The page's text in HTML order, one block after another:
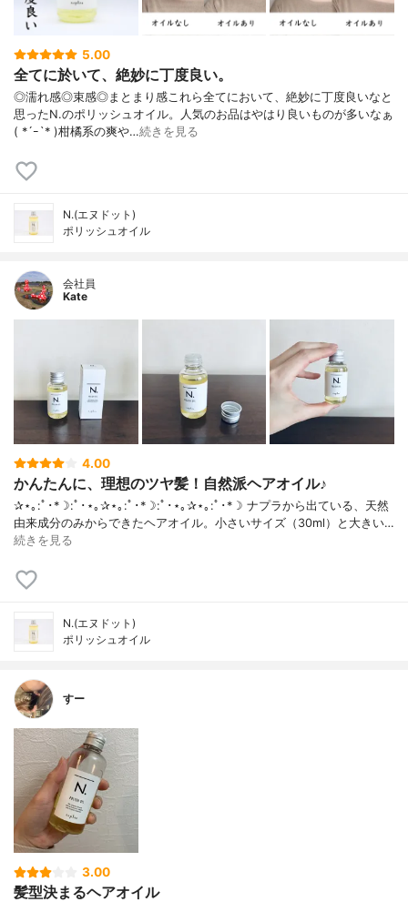
5.00
全てに於いて、絶妙に丁度良い。
◎濡れ感◎束感◎まとまり感これら全てにおいて、絶妙に丁度良いなと
思ったN.のポリッシュオイル。人気のお品はやはり良いものが多いなぁ
( *´ｰ`* )柑橘系の爽や…続きを見る
N.(エヌドット)
ポリッシュオイル
会社員
Kate
4.00
かんたんに、理想のツヤ髪！自然派ヘアオイル♪
✰⋆｡:ﾟ･*☽:ﾟ･⋆｡✰⋆｡:ﾟ･*☽:ﾟ･⋆｡✰⋆｡:ﾟ･*☽ ナプラから出ている、天然
由来成分のみからできたヘアオイル。小さいサイズ（30ml）と大きい…
続きを見る
N.(エヌドット)
ポリッシュオイル
すー
3.00
髪型決まるヘアオイル